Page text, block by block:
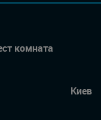
комната
Киев